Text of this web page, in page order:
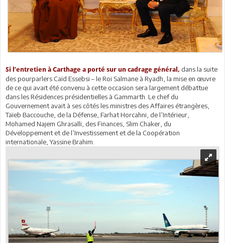
Si l’entretien à Carthage a porté sur un cadrage général, dans la suite
des pourparlers Caïd Essebsi – le Roi Salmane à Ryadh, la mise en œuvre
de ce qui avait été convenu à cette occasion sera largement débattue
dans les Résidences présidentielles à Gammarth. Le chef du
Gouvernement avait à ses côtés les ministres des Affaires étrangères,
Taïeb Baccouche, de la Défense, Farhat Horcahni, de l’Intérieur,
Mohamed Najem Ghrasalli, des Finances, Slim Chaker, du
Développement et de l’Investissement et de la Coopération
internationale, Yassine Brahim.